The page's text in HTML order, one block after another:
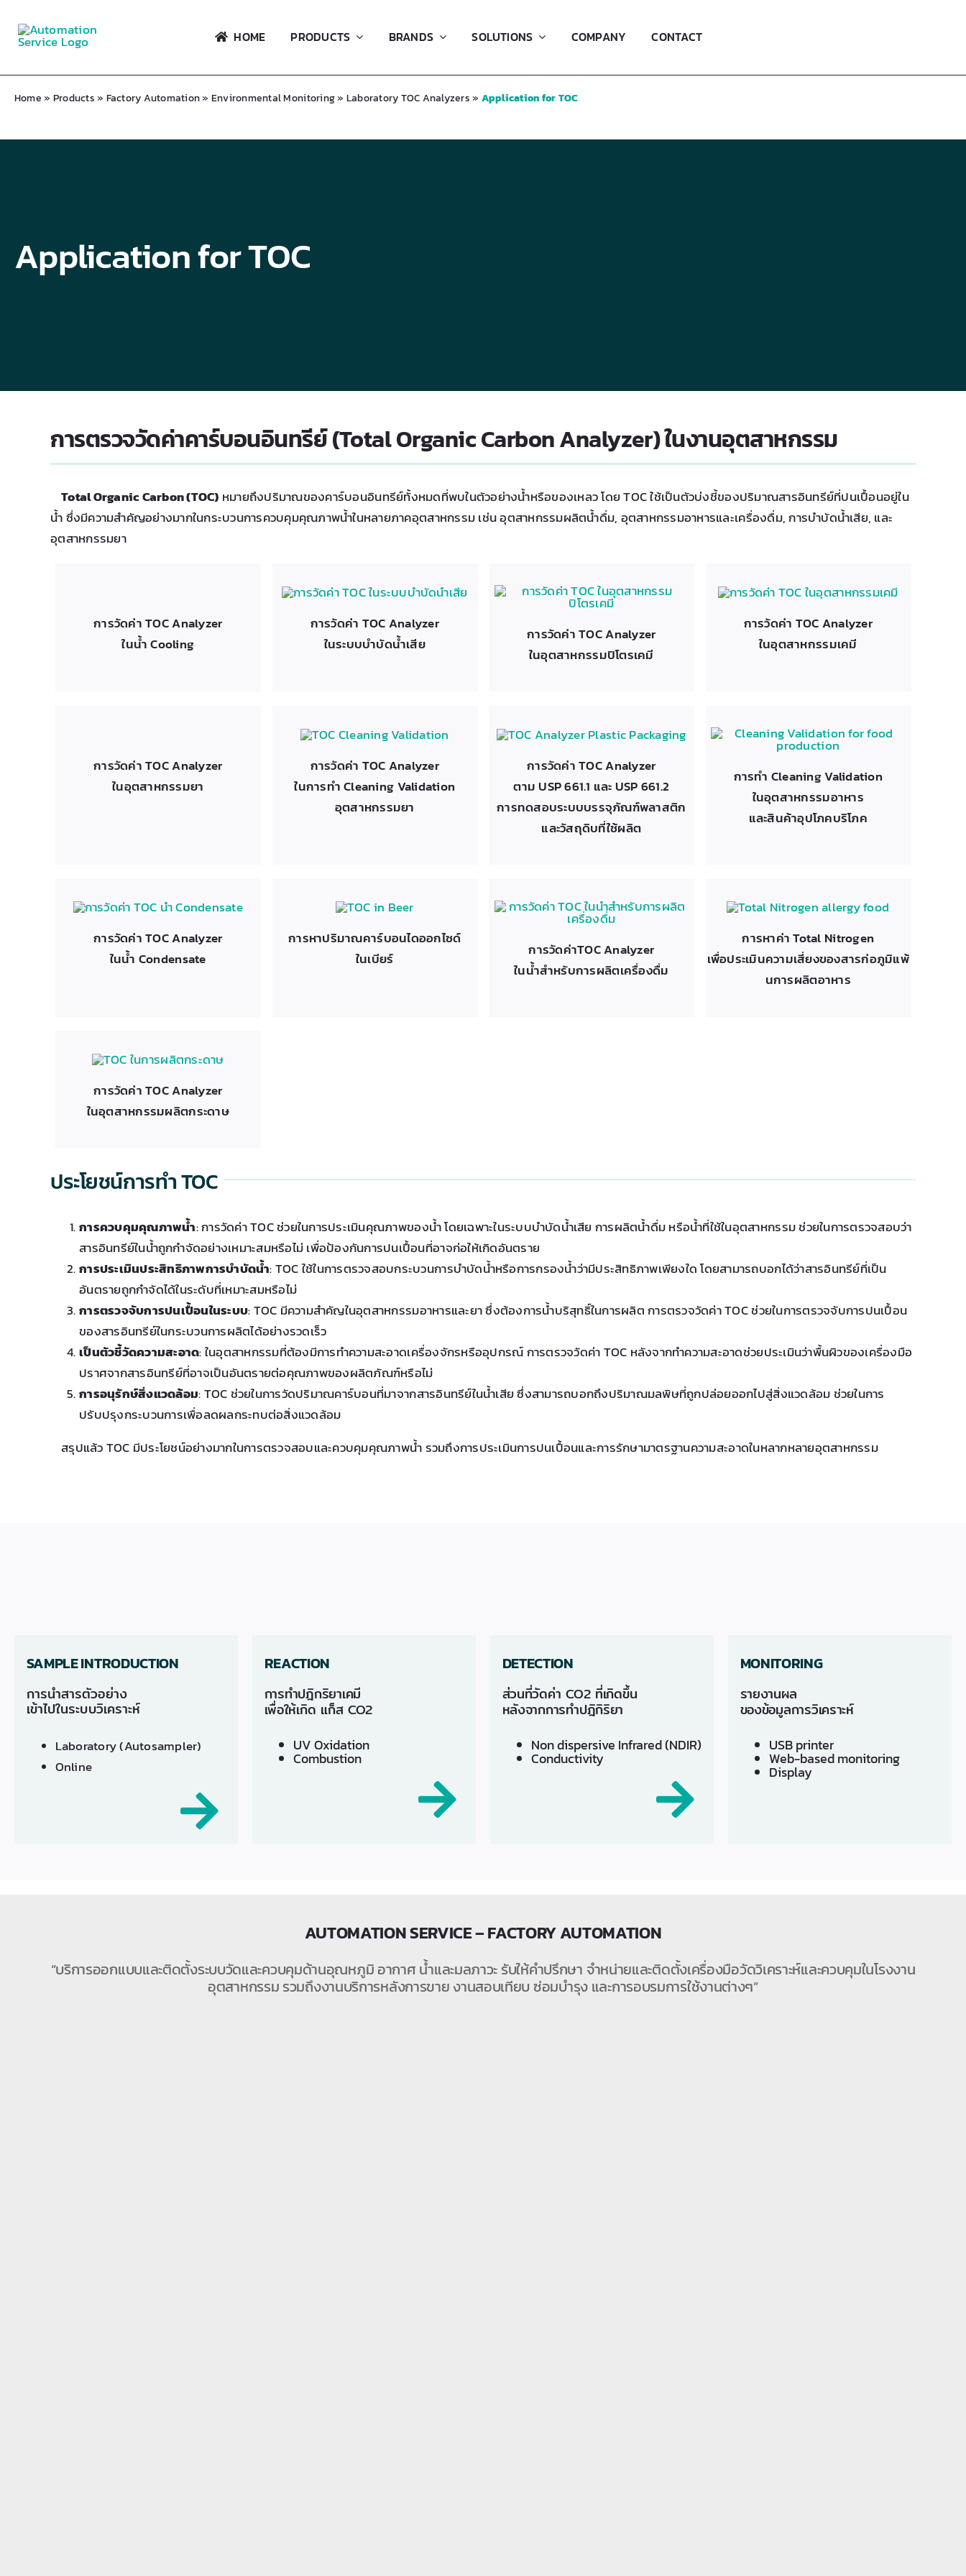
content
HOME PRODUCTS BRANDS SOLUTIONS COMPANY CONTACT
Home» Products» Factory Automation» Environmental Monitoring» Laboratory TOC Analyzers» Application for TOC
Application for TOC
การตรวจวัดค่าคาร์บอนอินทรีย์ (Total Organic Carbon Analyzer) ในงานอุตสาหกรรม
Total Organic Carbon (TOC) หมายถึงปริมาณของคาร์บอนอินทรีย์ทั้งหมดที่พบในตัวอย่างน้ำหรือของเหลว โดย TOC ใช้เป็นตัวบ่งชี้ของปริมาณสารอินทรีย์ที่ปนเปื้อนอยู่ใน
น้ำ ซึ่งมีความสำคัญอย่างมากในกระบวนการควบคุมคุณภาพน้ำในหลายภาคอุตสาหกรรม เช่น อุตสาหกรรมผลิตน้ำดื่ม, อุตสาหกรรมอาหารและเครื่องดื่ม, การบำบัดน้ำเสีย, และ
อุตสาหกรรมยา
การวัดค่า TOC Analyzer
ในน้ำ Cooling
การวัดค่า TOC Analyzer
ในระบบบำบัดน้ำเสีย
การวัดค่า TOC Analyzer
ในอุตสาหกรรมปิโตรเคมี
การวัดค่า TOC Analyzer
ในอุตสาหกรรมเคมี
การวัดค่า TOC Analyzer
ในอุตสาหกรรมยา
การวัดค่า TOC Analyzer
ในการทำ Cleaning Validation
อุตสาหกรรมยา
การวัดค่า TOC Analyzer
ตาม USP 661.1 และ USP 661.2
การทดสอบระบบบรรจุภัณฑ์พลาสติก
และวัสถุดิบที่ใช้ผลิต
การทำ Cleaning Validation
ในอุตสาหกรรมอาหาร
และสินค้าอุปโภคบริโภค
การวัดค่า TOC Analyzer
ในน้ำ Condensate
การหาปริมาณคาร์บอนไดออกไซด์
ในเบียร์
การวัดค่าTOC Analyzer
ในน้ำสำหรับการผลิตเครื่องดื่ม
การหาค่า Total Nitrogen
เพื่อประเมินความเสี่ยงของสารก่อภูมิแพ้
นการผลิตอาหาร
การวัดค่า TOC Analyzer
ในอุตสาหกรรมผลิตกระดาษ
ประโยชน์การทำ TOC
การควบคุมคุณภาพน้ำ: การวัดค่า TOC ช่วยในการประเมินคุณภาพของน้ำ โดยเฉพาะในระบบบำบัดน้ำเสีย การผลิตน้ำดื่ม หรือน้ำที่ใช้ในอุตสาหกรรม ช่วยในการตรวจสอบว่า
สารอินทรีย์ในน้ำถูกกำจัดอย่างเหมาะสมหรือไม่ เพื่อป้องกันการปนเปื้อนที่อาจก่อให้เกิดอันตราย
การประเมินประสิทธิภาพการบำบัดน้ำ: TOC ใช้ในการตรวจสอบกระบวนการบำบัดน้ำหรือการกรองน้ำว่ามีประสิทธิภาพเพียงใด โดยสามารถบอกได้ว่าสารอินทรีย์ที่เป็น
อันตรายถูกกำจัดได้ในระดับที่เหมาะสมหรือไม่
การตรวจจับการปนเปื้อนในระบบ: TOC มีความสำคัญในอุตสาหกรรมอาหารและยา ซึ่งต้องการน้ำบริสุทธิ์ในการผลิต การตรวจวัดค่า TOC ช่วยในการตรวจจับการปนเปื้อน
ของสารอินทรีย์ในกระบวนการผลิตได้อย่างรวดเร็ว
เป็นตัวชี้วัดความสะอาด: ในอุตสาหกรรมที่ต้องมีการทำความสะอาดเครื่องจักรหรืออุปกรณ์ การตรวจวัดค่า TOC หลังจากทำความสะอาดช่วยประเมินว่าพื้นผิวของเครื่องมือ
ปราศจากสารอินทรีย์ที่อาจเป็นอันตรายต่อคุณภาพของผลิตภัณฑ์หรือไม่
การอนุรักษ์สิ่งแวดล้อม: TOC ช่วยในการวัดปริมาณคาร์บอนที่มาจากสารอินทรีย์ในน้ำเสีย ซึ่งสามารถบอกถึงปริมาณมลพิษที่ถูกปล่อยออกไปสู่สิ่งแวดล้อม ช่วยในการ
ปรับปรุงกระบวนการเพื่อลดผลกระทบต่อสิ่งแวดล้อม
สรุปแล้ว TOC มีประโยชน์อย่างมากในการตรวจสอบและควบคุมคุณภาพน้ำ รวมถึงการประเมินการปนเปื้อนและการรักษามาตรฐานความสะอาดในหลากหลายอุตสาหกรรม
SAMPLE INTRODUCTION
การนำสารตัวอย่าง
เข้าไปในระบบวิเคราะห์
​Laboratory (Autosampler)
Online
REACTION
การทำปฎิกริยาเคมี
เพื่อให้เกิด แก็ส CO2
UV Oxidation
Combustion
DETECTION
ส่วนที่วัดค่า CO2 ที่เกิดขึ้น
หลังจากการทำปฎิกิริยา
​Non dispersive Infrared (NDIR)
Conductivity
MONITORING
รายงานผล
ของข้อมูลการวิเคราะห์
USB printer
Web-based monitoring
Display
AUTOMATION SERVICE – FACTORY AUTOMATION
“บริการออกแบบและติดตั้งระบบวัดและควบคุมด้านอุณหภูมิ อากาศ น้ำและมลภาวะ รับให้คำปรึกษา จำหน่ายและติดตั้งเครื่องมือวัดวิเคราะห์และควบคุมในโรงงาน
อุตสาหกรรม รวมถึงงานบริการหลังการขาย งานสอบเทียบ ซ่อมบำรุง และการอบรมการใช้งานต่างๆ”